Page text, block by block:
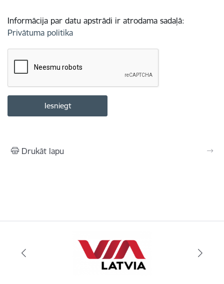
Informācija par datu apstrādi ir atrodama sadaļā:
Privātuma politika
Drukāt lapu